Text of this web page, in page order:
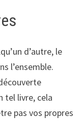
d’autre, le
l’ensemble.
tel livre, cela
pas vos propres